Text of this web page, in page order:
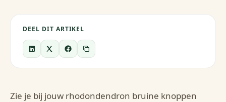
DEEL DIT ARTIKEL
Zie je bij jouw rhodondendron bruine knoppen